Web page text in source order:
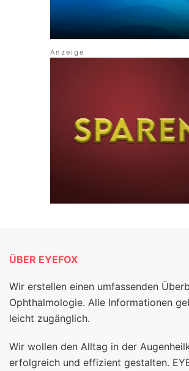
ÜBER EYEFOX
Wir erstellen einen umfassenden
Ophthalmologie. Alle Informationen
leicht zugänglich.
Wir wollen den Alltag in der
erfolgreich und effizient gestalten.